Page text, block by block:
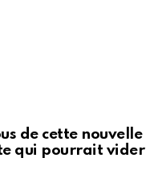
de cette nouvelle
qui pourrait vider